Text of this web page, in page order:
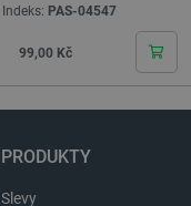
Indeks: PAS-04547
Cena
99,00 Kč
PRODUKTY
Slevy
Storage declaration
Název
_gcl_ls